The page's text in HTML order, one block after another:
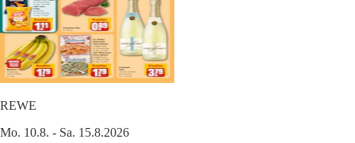
REWE
Mo. 10.8. - Sa. 15.8.2026